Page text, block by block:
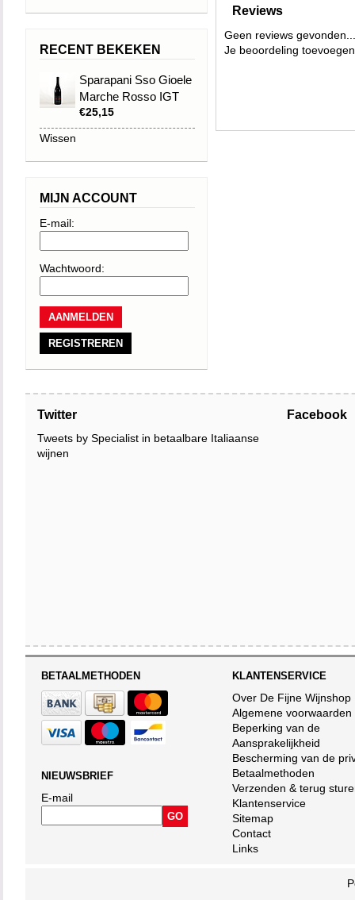
Reviews
Geen reviews gevonden...
Je beoordeling toevoegen
RECENT BEKEKEN
Sparapani Sso Gioele
Marche Rosso IGT
€25,15
Wissen
MIJN ACCOUNT
E-mail:
Wachtwoord:
REGISTREREN
Twitter
Tweets by Specialist in betaalbare Italiaanse
wijnen
Facebook
BETAALMETHODEN
NIEUWSBRIEF
E-mail
KLANTENSERVICE
Over De Fijne Wijnshop
Algemene voorwaarden
Beperking van de
Aansprakelijkheid
Bescherming van de
Betaalmethoden
Verzenden & terug
Klantenservice
Sitemap
Contact
Links